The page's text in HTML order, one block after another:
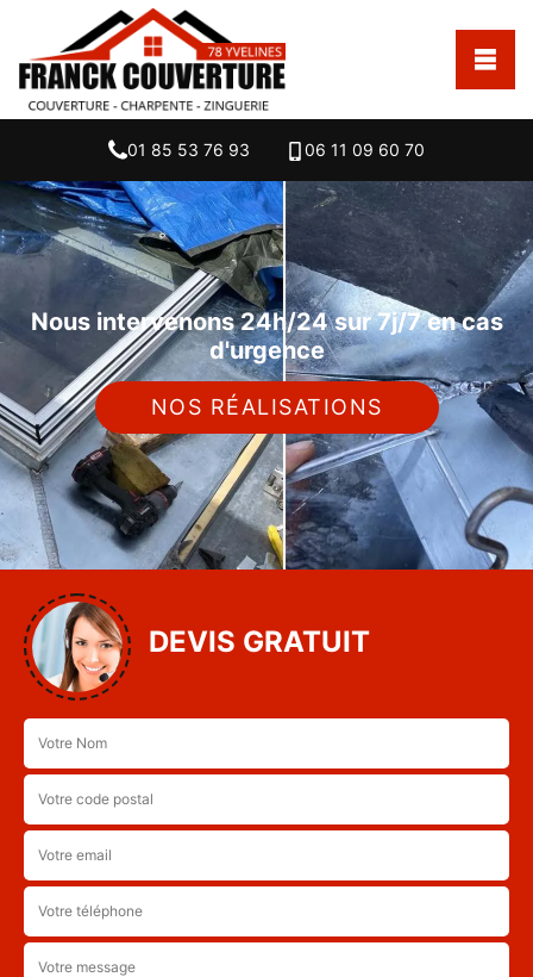
01 85 53 76 93 06 11 09 60 70
Nous intervenons 24h/24 sur 7j/7 en cas
d'urgence
NOS RÉALISATIONS
DEVIS GRATUIT